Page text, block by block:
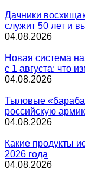
Дачники
служит 50 лет и
04.08.2026
Новая система
с 1 августа: что
04.08.2026
Тыловые
российскую
04.08.2026
Какие продукты
2026 года
04.08.2026